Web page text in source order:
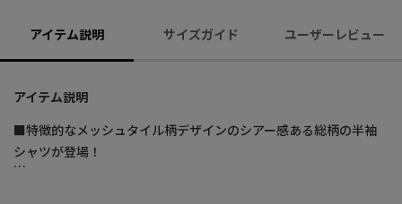
アイテム説明 サイズガイド ユーザーレビュー
アイテム説明
■特徴的なメッシュタイル柄デザインのシアー感ある総柄の半袖
シャツが登場！